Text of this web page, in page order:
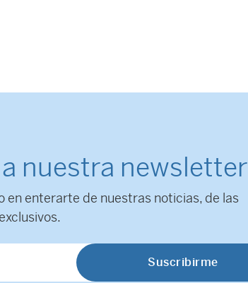
nuestra newsletter
en enterarte de nuestras noticias, de las